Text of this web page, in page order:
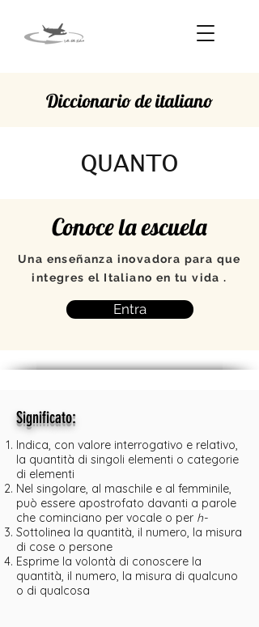
Diccionario de italiano
QUANTO
Conoce la escuela
Una enseñanza inovadora para que
integres el Italiano en tu vida .
Entra
Significato:
Indica, con valore interrogativo e relativo,
la quantità di singoli elementi o categorie
di elementi
Nel singolare, al maschile e al femminile,
può essere apostrofato davanti a parole
che cominciano per vocale o per h-
Sottolinea la quantità, il numero, la misura
di cose o persone
Esprime la volontà di conoscere la
quantità, il numero, la misura di qualcuno
o di qualcosa